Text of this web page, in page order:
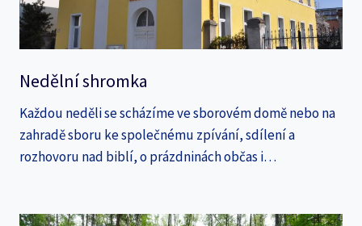
Nedělní shromka
Každou neděli se scházíme ve sborovém domě nebo na
zahradě sboru ke společnému zpívání, sdílení a
rozhovoru nad biblí, o prázdninách občas i…